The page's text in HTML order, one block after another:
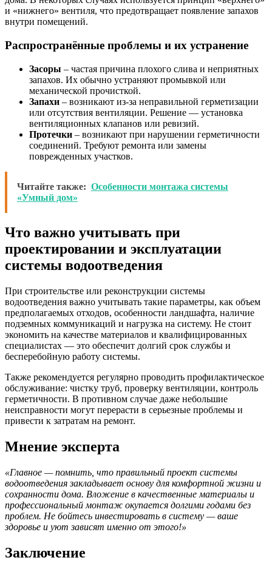
и «нижнего» вентиля, что предотвращает появление запахов
внутри помещений.
Распространённые проблемы и их устранение
Засоры – частая причина плохого слива и неприятных
запахов. Их обычно устраняют промывкой или
механической прочисткой.
Запахи – возникают из-за неправильной герметизации
или отсутствия вентиляции. Решение — установка
вентиляционных клапанов или ревизий.
Протечки – возникают при нарушении герметичности
соединений. Требуют ремонта или замены
поврежденных участков.
Читайте также: Особенности монтажа системы
«Умный дом»
Что важно учитывать при
проектировании и эксплуатации
системы водоотведения
При строительстве или реконструкции системы
водоотведения важно учитывать такие параметры, как объем
предполагаемых отходов, особенности ландшафта, наличие
подземных коммуникаций и нагрузка на систему. Не стоит
экономить на качестве материалов и квалифицированных
специалистах — это обеспечит долгий срок службы и
бесперебойную работу системы.
Также рекомендуется регулярно проводить профилактическое
обслуживание: чистку труб, проверку вентиляции, контроль
герметичности. В противном случае даже небольшие
неисправности могут перерасти в серьезные проблемы и
привести к затратам на ремонт.
Мнение эксперта
«Главное — помнить, что правильный проект системы
водоотведения закладывает основу для комфортной жизни и
сохранности дома. Вложение в качественные материалы и
профессиональный монтаж окупается долгими годами без
проблем. Не бойтесь инвестировать в систему — ваше
здоровье и уют зависят именно от этого!»
Заключение